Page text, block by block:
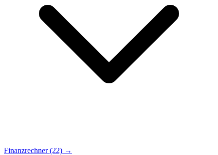
Finanzrechner (22) →